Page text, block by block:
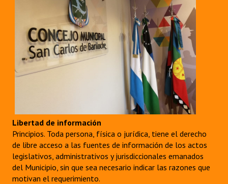
Libertad de información
Principios. Toda persona, física o jurídica, tiene el derecho
de libre acceso a las fuentes de información de los actos
legislativos, administrativos y jurisdiccionales emanados
del Municipio, sin que sea necesario indicar las razones que
motivan el requerimiento.